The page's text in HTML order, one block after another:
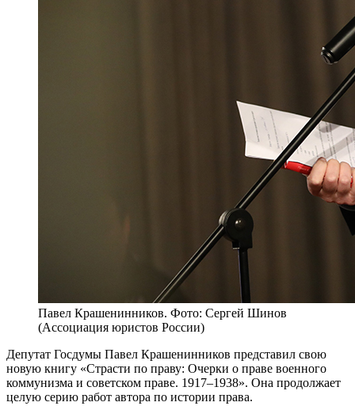
Павел Крашенинников. Фото: Сергей Шинов
(Ассоциация юристов России)
Депутат Госдумы Павел Крашенинников представил свою
новую книгу «Страсти по праву: Очерки о праве военного
коммунизма и советском праве. 1917–1938». Она продолжает
целую серию работ автора по истории права.